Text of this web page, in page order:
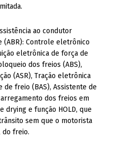
ao condutor
(ABR): Controle eletrônico
eletrônica de força de
dos freios (ABS),
(ASR), Tração eletrônica
de freio (BAS), Assistente de
dos freios em
drying e função HOLD, que
sem que o motorista
do freio.